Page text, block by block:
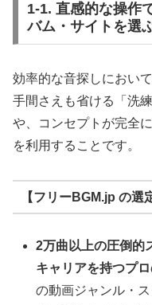
1-1. 直感的な操作
バム・サイトを選
効率的な音探しにおい
手間さえも省ける「洗
や、コンセプトが完全
を利用することです。
【フリーBGM.jp の選
2万曲以上の圧倒的
キャリアを持つプ
の動画ジャンル・